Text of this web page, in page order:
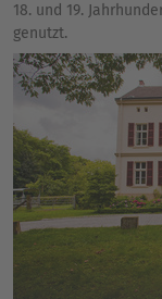
18. und 19.
genutzt.